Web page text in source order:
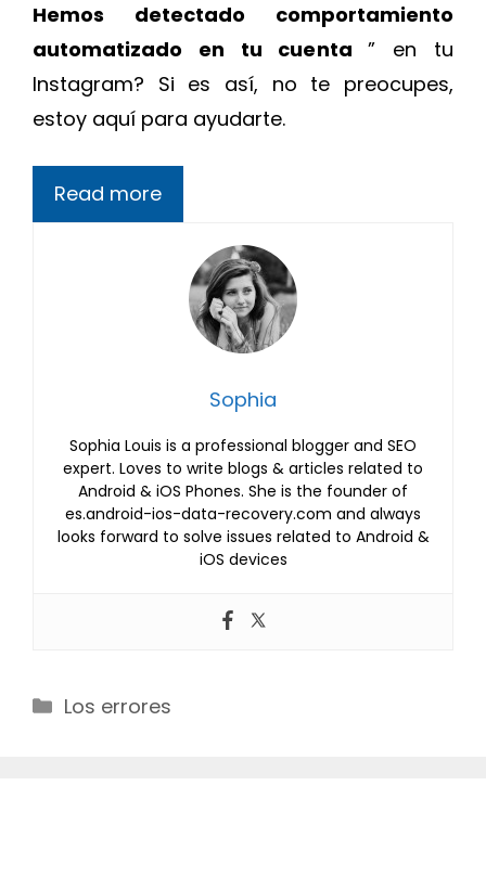
Hemos detectado comportamiento
automatizado en tu cuenta” en tu
Instagram? Si es así, no te preocupes,
estoy aquí para ayudarte.
Read more
Sophia
Sophia Louis is a professional blogger and SEO
expert. Loves to write blogs & articles related to
Android & iOS Phones. She is the founder of
es.android-ios-data-recovery.com and always
looks forward to solve issues related to Android &
iOS devices
Categories
Los errores